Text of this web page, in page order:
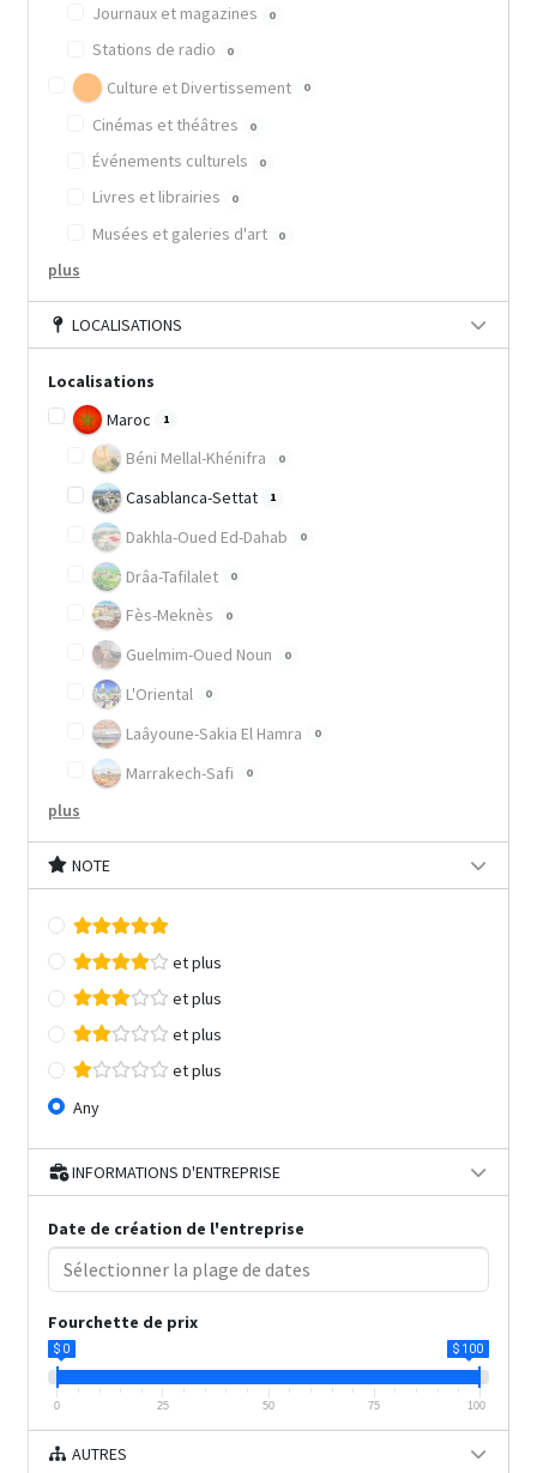
Journaux et magazines 0
Stations de radio 0
Culture et Divertissement 0
Cinémas et théâtres 0
Événements culturels 0
Livres et librairies 0
Musées et galeries d'art 0
plus
LOCALISATIONS
Localisations
Maroc
1
Béni Mellal-Khénifra 0
Casablanca-Settat 1
Dakhla-Oued Ed-Dahab 0
Drâa-Tafilalet 0
Fès-Meknès 0
Guelmim-Oued Noun 0
L'Oriental 0
Laâyoune-Sakia El Hamra 0
Marrakech-Safi 0
plus
NOTE
et plus
et plus
et plus
et plus
Any
INFORMATIONS D'ENTREPRISE
Date de création de l'entreprise
Fourchette de prix
$ 0 $ 100
0 25 50 75 100
AUTRES